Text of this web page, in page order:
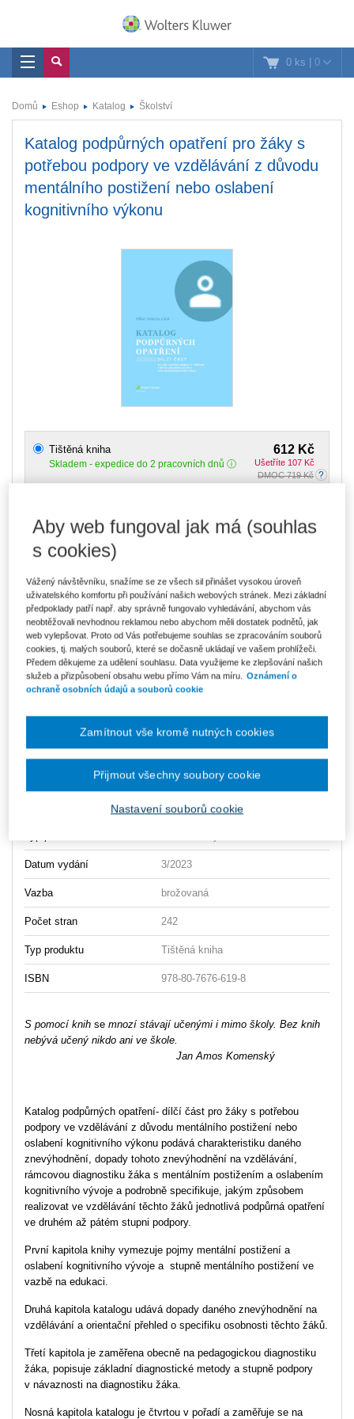
0 ks | 0
Domů Eshop Katalog Školství
Katalog podpůrných opatření pro žáky s
potřebou podpory ve vzdělávání z důvodu
mentálního postižení nebo oslabení
kognitivního výkonu
612 Kč
Ušetříte 107 Kč
DMOC 719 Kč
Tištěná kniha
Skladem - expedice do 2 pracovních dnů
V prodeji - ihned k dispozici
Co je Smarteca?
873 Kč
Ušetříte 458 Kč
Balíček - Tištěná kniha + E-kniha
Smarteca
Skladem- expedice do 2 pracovních dnů
Co je Smarteca?
Upozorňujeme, že v období od 1.8. do 21.8. z technických
důvodů nemůžeme vystavovat daňové doklady. Budou vám
zaslány dodatečně e-mailem.
Wolters Kluwer
Milan Valentaa kolektiv
Datum vydání 3/2023
Vazba brožovaná
Počet stran 242
Typ produktu Tištěná kniha
ISBN 978-80-7676-619-8
S pomocí knih se mnozí stávají učenými i mimo školy. Bez knih
nebývá učený nikdo ani ve škole.
Jan Amos Komenský
Katalog podpůrných opatření- dílčí část pro žáky s potřebou
podpory ve vzdělávání z důvodu mentálního postižení nebo
oslabení kognitivního výkonu podává charakteristiku daného
znevýhodnění, dopady tohoto znevýhodnění na vzdělávání,
rámcovou diagnostiku žáka s mentálním postižením a oslabením
kognitivního vývoje a podrobně specifikuje, jakým způsobem
realizovat ve vzdělávání těchto žáků jednotlivá podpůrná opatření
ve druhém až pátém stupni podpory.
První kapitola knihy vymezuje pojmy mentální postižení a
oslabení kognitivního vývoje a stupně mentálního postižení ve
vazbě na edukaci.
Druhá kapitola katalogu udává dopady daného znevýhodnění na
vzdělávání a orientační přehled o specifiku osobnosti těchto žáků.
Třetí kapitola je zaměřena obecně na pedagogickou diagnostiku
žáka, popisuje základní diagnostické metody a stupně podpory
v návaznosti na diagnostiku žáka.
Nosná kapitola katalogu je čtvrtou v pořadí a zaměřuje se na
Aby web fungoval jak má (souhlas
s cookies)
Vážený návštěvníku, snažíme se ze všech sil přinášet vysokou úroveň
uživatelského komfortu při používání našich webových stránek. Mezi základní
předpoklady patří např. aby správně fungovalo vyhledávání, abychom vás
neobtěžovali nevhodnou reklamou nebo abychom měli dostatek podnětů, jak
web vylepšovat. Proto od Vás potřebujeme souhlas se zpracováním souborů
cookies, tj. malých souborů, které se dočasně ukládají ve vašem prohlížeči.
Předem děkujeme za udělení souhlasu. Data využijeme ke zlepšování našich
služeb a přizpůsobení obsahu webu přímo Vám na míru.
Oznámení o
ochraně osobních údajů a souborů cookie
Nastavení souborů cookie
Zamítnout vše kromě nutných cookies
Přijmout všechny soubory cookie